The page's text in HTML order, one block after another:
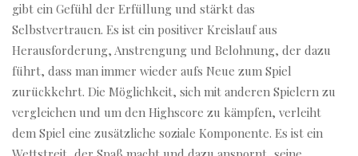
gibt ein Gefühl der Erfüllung und stärkt das
Selbstvertrauen. Es ist ein positiver Kreislauf aus
Herausforderung, Anstrengung und Belohnung, der dazu
führt, dass man immer wieder aufs Neue zum Spiel
zurückkehrt. Die Möglichkeit, sich mit anderen Spielern zu
vergleichen und um den Highscore zu kämpfen, verleiht
dem Spiel eine zusätzliche soziale Komponente. Es ist ein